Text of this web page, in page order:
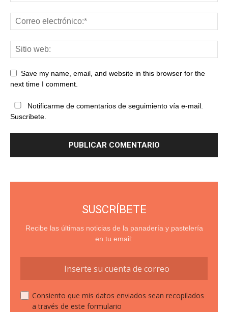
Save my name, email, and website in this browser for the
next time I comment.
Notificarme de comentarios de seguimiento vía e-mail.
Suscribete.
SUSCRÍBETE
Recibe las últimas noticias de la panadería y pastelería
en tu email:
Consiento que mis datos enviados sean recopilados
a través de este formulario